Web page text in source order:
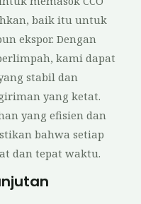
baik itu untuk
ekspor. Dengan
kami dapat
stabil dan
yang ketat.
yang efisien dan
bahwa setiap
dan tepat waktu.